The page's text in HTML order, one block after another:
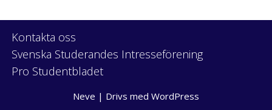
Kontakta oss
Svenska Studerandes Intresseförening
Pro Studentbladet
Neve | Drivs med WordPress